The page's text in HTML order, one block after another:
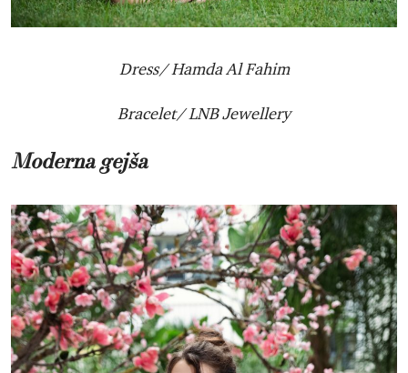
Dress/ Hamda Al Fahim
Bracelet/ LNB Jewellery
Moderna gejša